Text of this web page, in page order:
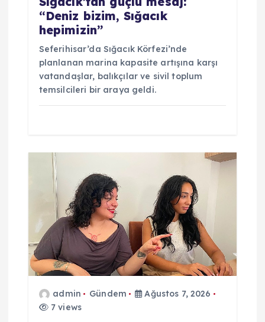
“Deniz bizim, Sığacık
hepimizin”
Seferihisar’da Sığacık Körfezi’nde
planlanan marina kapasite artışına karşı
vatandaşlar, balıkçılar ve sivil toplum
temsilcileri bir araya geldi.
admin Gündem
Ağustos 7, 2026
7 views